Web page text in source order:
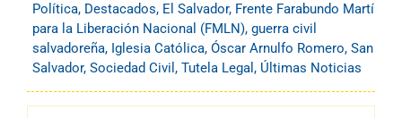
Política, Destacados, El Salvador, Frente Farabundo Martí
para la Liberación Nacional (FMLN), guerra civil
salvadoreña, Iglesia Católica, Óscar Arnulfo Romero, San
Salvador, Sociedad Civil , Tutela Legal , Últimas Noticias